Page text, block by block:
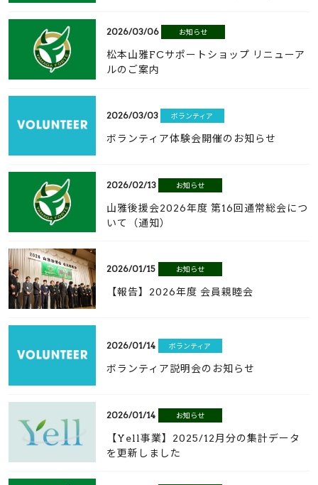
2026/03/06 お知らせ
松本山雅FCサポートショップ リニューア
ルのご案内
2026/03/03 ボランティア
ボランティア体験会開催のお知らせ
2026/02/13 お知らせ
山雅後援会2026年度 第16回通常総会につ
いて（通知）
2026/01/15 お知らせ
【報告】2026年度 会員親睦会
2026/01/14 ボランティア
ボランティア説明会のお知らせ
2026/01/14 お知らせ
【Yell事業】2025/12月分の集計データ
を更新しました